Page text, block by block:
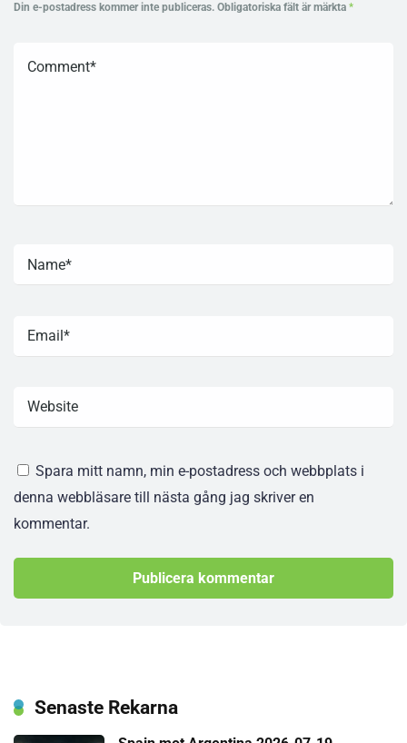
Din e-postadress kommer inte publiceras. Obligatoriska fält är märkta *
Spara mitt namn, min e-postadress och webbplats i
denna webbläsare till nästa gång jag skriver en
kommentar.
Senaste Rekarna